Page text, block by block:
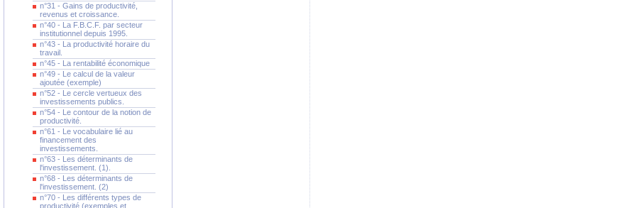
n°31 - Gains de productivité,
revenus et croissance.
n°40 - La F.B.C.F. par secteur
institutionnel depuis 1995.
n°43 - La productivité horaire du
travail.
n°45 - La rentabilité économique
n°49 - Le calcul de la valeur
ajoutée (exemple)
n°52 - Le cercle vertueux des
investissements publics.
n°54 - Le contour de la notion de
productivité.
n°61 - Le vocabulaire lié au
financement des
investissements.
n°63 - Les déterminants de
l'investissement. (1).
n°68 - Les déterminants de
l'investissement. (2)
n°70 - Les différents types de
productivité (exemples et